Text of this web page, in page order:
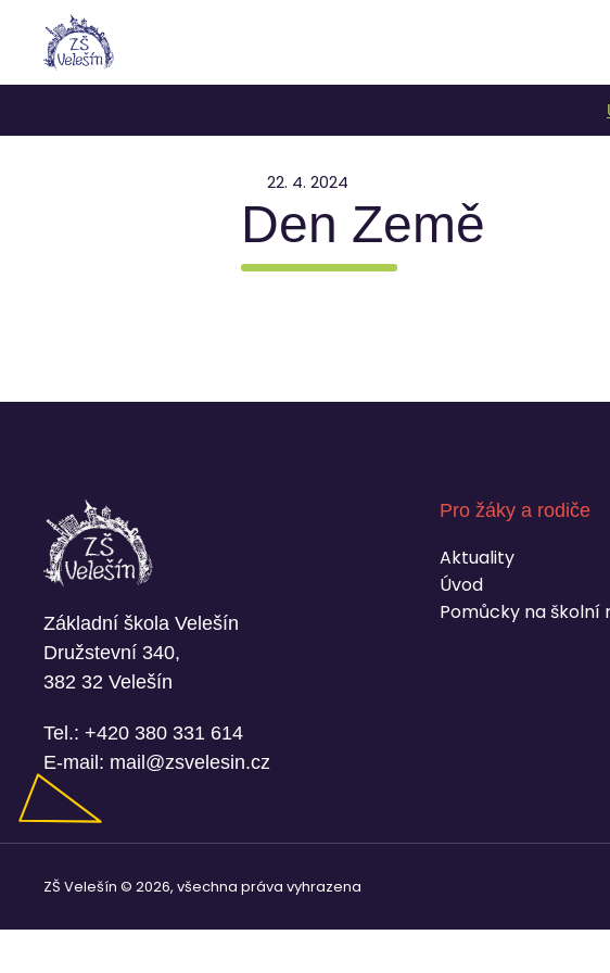
22. 4. 2024
Den Země
Základní škola Velešín
Družstevní 340,
382 32 Velešín
Tel.: +420 380 331 614
E-mail: mail@zsvelesin.cz
Pro žáky a rodiče
Aktuality
Úvod
Pomůcky na školní
ZŠ Velešín © 2026, všechna práva vyhrazena